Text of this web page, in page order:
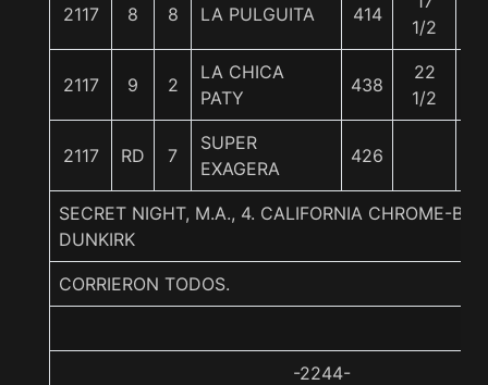
2117 8 8 LA PULGUITA 414
1/2
2117 9 2
LA CHICA
PATY
438
22
1/2
2117 RD 7
SUPER
EXAGERA
426
SECRET NIGHT, M.A., 4. CALIFORNIA CHROME-
DUNKIRK
CORRIERON TODOS.
-2244-